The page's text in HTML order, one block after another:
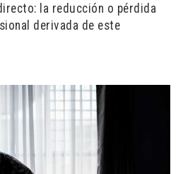
la reducción o pérdida
derivada de este